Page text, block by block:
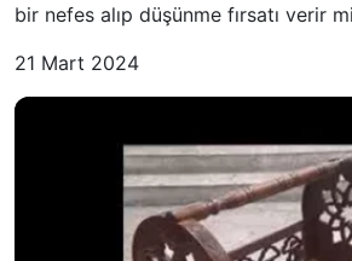
bir nefes alıp düşünme fırsatı verir
21 Mart 2024